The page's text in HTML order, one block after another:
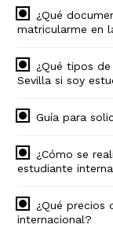
¿Qué
matricularme en
¿Qué tipos
Sevilla si soy
Guía para
¿Cómo se
estudiante
¿Qué precios
internacional?